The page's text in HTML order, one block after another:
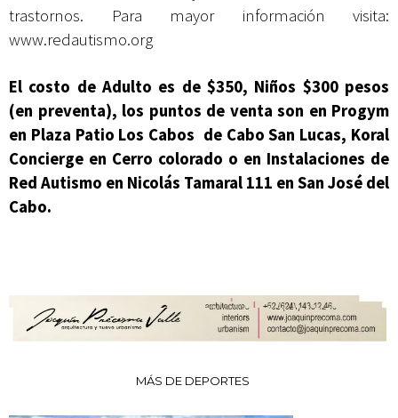
trastornos. Para mayor información visita:
www.redautismo.org
El costo de Adulto es de $350, Niños $300 pesos
(en preventa), los puntos de venta son en Progym
en Plaza Patio Los Cabos de Cabo San Lucas, Koral
Concierge en Cerro colorado o en Instalaciones de
Red Autismo en Nicolás Tamaral 111 en San José del
Cabo.
MÁS DE DEPORTES